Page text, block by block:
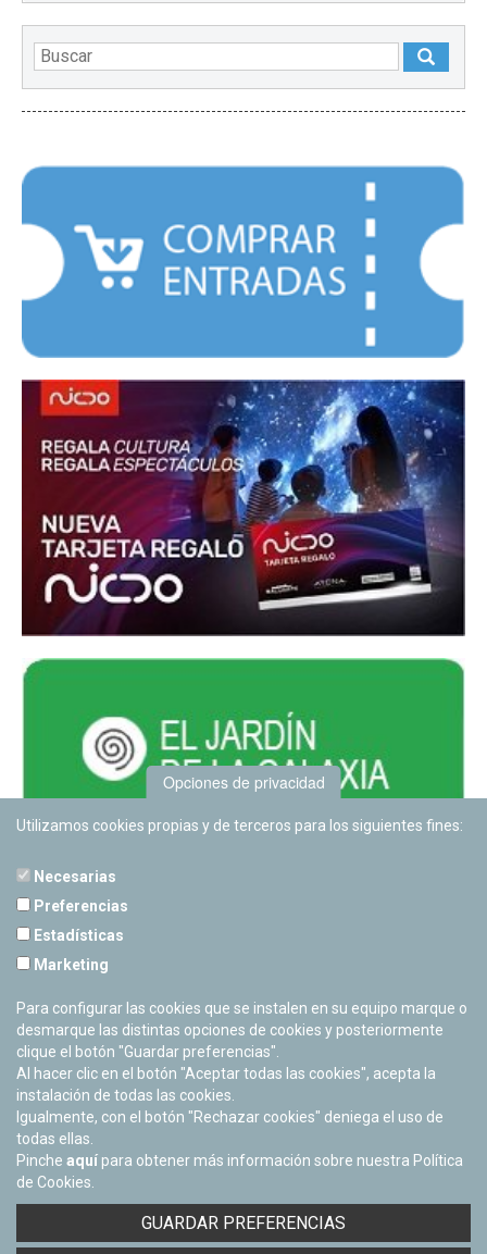
Cerrado Temporalmente
Facebook
Twitter
Youtube
Flickr
Opciones de privacidad
Utilizamos cookies propias y de terceros para los siguientes fines:
Necesarias
Preferencias
Estadísticas
Marketing
Para configurar las cookies que se instalen en su equipo marque o
desmarque las distintas opciones de cookies y posteriormente
clique el botón "Guardar preferencias".
Al hacer clic en el botón "Aceptar todas las cookies", acepta la
instalación de todas las cookies.
Igualmente, con el botón "Rechazar cookies" deniega el uso de
todas ellas.
Pinche aquí para obtener más información sobre nuestra Política
de Cookies.
GUARDAR PREFERENCIAS